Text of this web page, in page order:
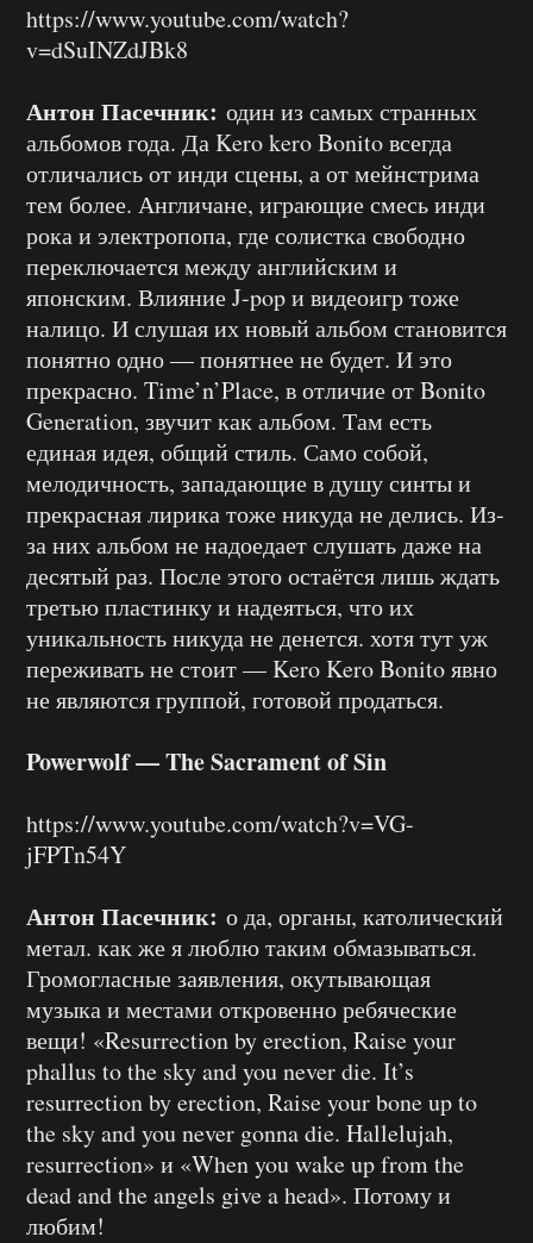
https://www.youtube.com/watch?
v=dSuINZdJBk8
Антон Пасечник: один из самых странных
альбомов года. Да Kero kero Bonito всегда
отличались от инди сцены, а от мейнстрима
тем более. Англичане, играющие смесь инди
рока и электропопа, где солистка свободно
переключается между английским и
японским. Влияние J-pop и видеоигр тоже
налицо. И слушая их новый альбом становится
понятно одно — понятнее не будет. И это
прекрасно. Time’n’Place, в отличие от Bonito
Generation, звучит как альбом. Там есть
единая идея, общий стиль. Само собой,
мелодичность, западающие в душу синты и
прекрасная лирика тоже никуда не делись. Из-
за них альбом не надоедает слушать даже на
десятый раз. После этого остаётся лишь ждать
третью пластинку и надеяться, что их
уникальность никуда не денется. хотя тут уж
переживать не стоит — Kero Kero Bonito явно
не являются группой, готовой продаться.
Powerwolf — The Sacrament of Sin
https://www.youtube.com/watch?v=VG-
jFPTn54Y
Антон Пасечник: о да, органы, католический
метал. как же я люблю таким обмазываться.
Громогласные заявления, окутывающая
музыка и местами откровенно ребяческие
вещи! «Resurrection by erection, Raise your
phallus to the sky and you never die. It’s
resurrection by erection, Raise your bone up to
the sky and you never gonna die. Hallelujah,
resurrection» и «When you wake up from the
dead and the angels give a head». Потому и
любим!